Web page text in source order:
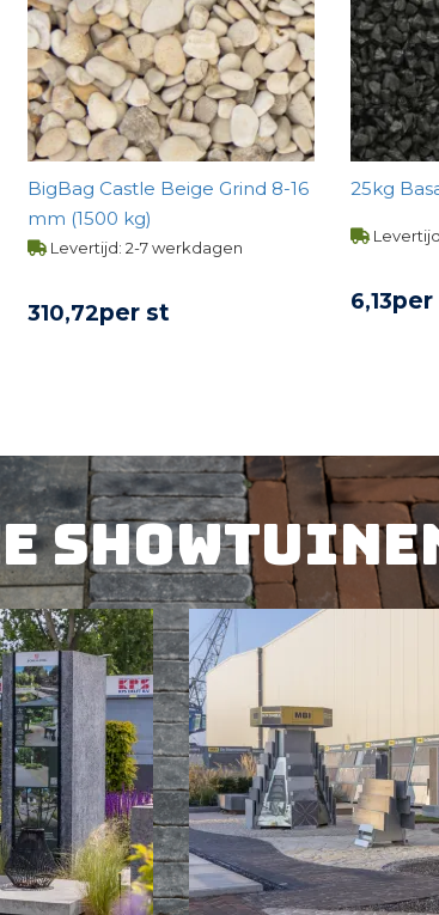
BigBag Castle Beige Grind 8-16
mm (1500 kg)
Levertijd: 2-7 werkdagen
310,72per st
25kg
6,13per